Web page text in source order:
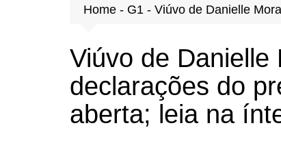
Home - G1 - Viúvo de Danielle
Viúvo de Danielle
declarações do
aberta; leia na